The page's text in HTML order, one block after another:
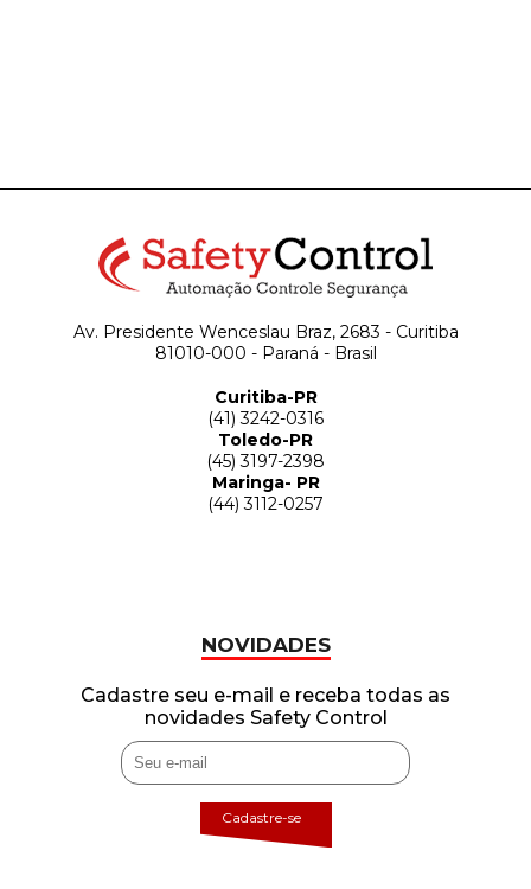
Av. Presidente Wenceslau Braz, 2683 - Curitiba
81010-000 - Paraná - Brasil
Curitiba-PR
(41) 3242-0316
Toledo-PR
(45) 3197-2398
Maringa- PR
(44) 3112-0257
NOVIDADES
Cadastre seu e-mail e receba todas as
novidades Safety Control
Cadastre-se